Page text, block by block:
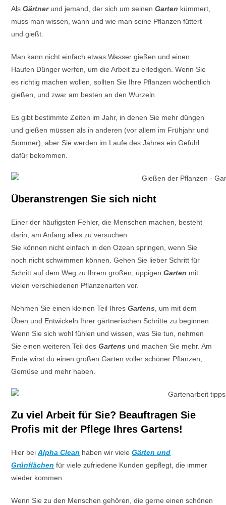
AlsGärtnerund jemand, der sich um seinenGarten kümmert,
muss man wissen, wann und wie man seine Pflanzen füttert
und gießt.
Man kann nicht einfach etwas Wasser gießen und einen
Haufen Dünger werfen, um die Arbeit zu erledigen. Wenn Sie
es richtig machen wollen, sollten Sie Ihre Pflanzen wöchentlich
gießen, und zwar am besten an den Wurzeln.
Es gibt bestimmte Zeiten im Jahr, in denen Sie mehr düngen
und gießen müssen als in anderen (vor allem im Frühjahr und
Sommer), aber Sie werden im Laufe des Jahres ein Gefühl
dafür bekommen.
Überanstrengen Sie sich nicht
Einer der häufigsten Fehler, die Menschen machen, besteht
darin, am Anfang alles zu versuchen.
Sie können nicht einfach in den Ozean springen, wenn Sie
noch nicht schwimmen können. Gehen Sie lieber Schritt für
Schritt auf dem Weg zu Ihrem großen, üppigenGarten mit
vielen verschiedenen Pflanzenarten vor.
Nehmen Sie einen kleinen Teil IhresGartens , um mit dem
Üben und Entwickeln Ihrer gärtnerischen Schritte zu beginnen.
Wenn Sie sich wohl fühlen und wissen, was Sie tun, nehmen
Sie einen weiteren Teil desGartens und machen Sie mehr. Am
Ende wirst du einen großen Garten voller schöner Pflanzen,
Gemüse und mehr haben.
Zu viel Arbeit für Sie? Beauftragen Sie
Profis mit der Pflege Ihres Gartens!
Hier beiAlpha Clean haben wir vieleGärten und
Grünflächen für viele zufriedene Kunden gepflegt, die immer
wieder kommen.
Wenn Sie zu den Menschen gehören, die gerne einen schönen